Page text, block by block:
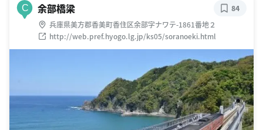
C 余部橋梁
兵庫県美方郡香美町香住区余部字ナワテ-1861番地２
http://web.pref.hyogo.lg.jp/ks05/soranoeki.html
84